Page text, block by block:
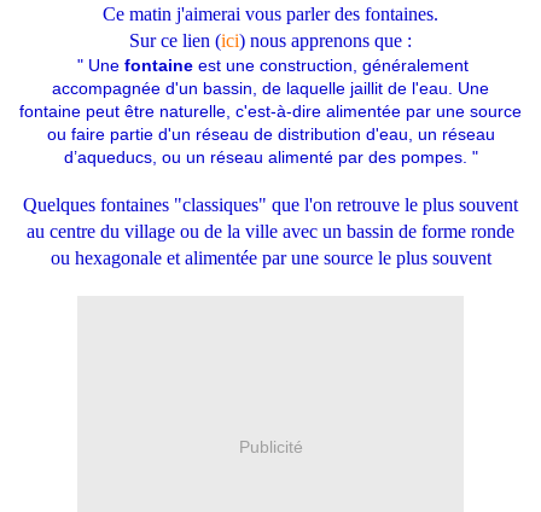
Ce matin j'aimerai vous parler des fontaines.
Sur ce lien (ici) nous apprenons que :
" Une fontaine est une construction , généralement
accompagnée d'un bassin, de laquelle jaillit de l'eau . Une
fontaine peut être naturelle, c'est-à-dire alimentée par une source
ou faire partie d'un réseau de distribution d'eau, un réseau
d’aqueducs, ou un réseau alimenté par des pompes. "
Quelques fontaines "classiques" que l'on retrouve le plus souvent
au centre du village ou de la ville avec un bassin de forme ronde
ou hexagonale et alimentée par une source le plus souvent
Publicité